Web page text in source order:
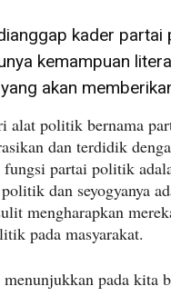
kader partai
kemampuan
akan
alat politik bernama
dan terdidik
fungsi partai politik
dan seyogyanya
mengharapkan
pada masyarakat.
pada kita